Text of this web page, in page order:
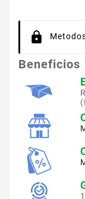
Beneficios